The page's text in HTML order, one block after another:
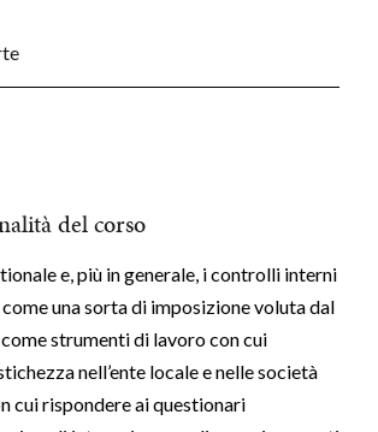
del corso
e, più in generale, i controlli interni
una sorta di imposizione voluta dal
strumenti di lavoro con cui
nell’ente locale e nelle società
cui rispondere ai questionari